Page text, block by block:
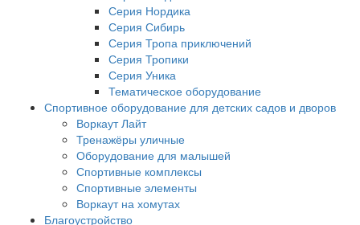
Серия Нордика
Серия Сибирь
Серия Тропа приключений
Серия Тропики
Серия Уника
Тематическое оборудование
Спортивное оборудование для детских садов и дворов
Воркаут Лайт
Тренажёры уличные
Оборудование для малышей
Спортивные комплексы
Спортивные элементы
Воркаут на хомутах
Благоустройство